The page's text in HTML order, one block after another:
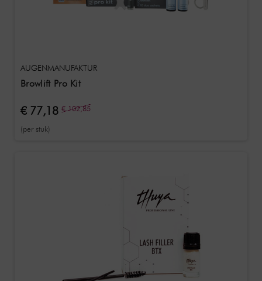
AUGENMANUFAKTUR
Browlift Pro Kit
€ 77,18 € 102,85
(per stuk)